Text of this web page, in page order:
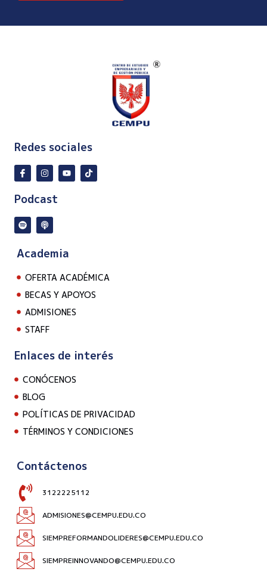
Redes sociales
Podcast
Academia
OFERTA ACADÉMICA
BECAS Y APOYOS
ADMISIONES
STAFF
Enlaces de interés
CONÓCENOS
BLOG
POLÍTICAS DE PRIVACIDAD
TÉRMINOS Y CONDICIONES
Contáctenos
3122225112
ADMISIONES@CEMPU.EDU.CO
SIEMPREFORMANDOLIDERES@CEMPU.EDU.CO
SIEMPREINNOVANDO@CEMPU.EDU.CO